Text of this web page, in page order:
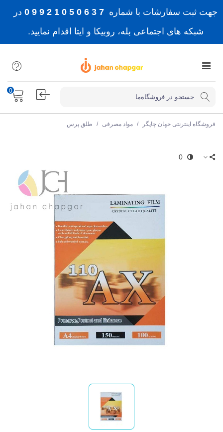
جهت ثبت سفارشات با شماره 7 3 6 0 5 0 1 2 9 9 0
در
شبکه های اجتماعی بله، روبیکا و ایتا اقدام نمایید.
0
فروشگاه اینترنتی جهان چاپگر / مواد مصرفی / طلق پرس
0